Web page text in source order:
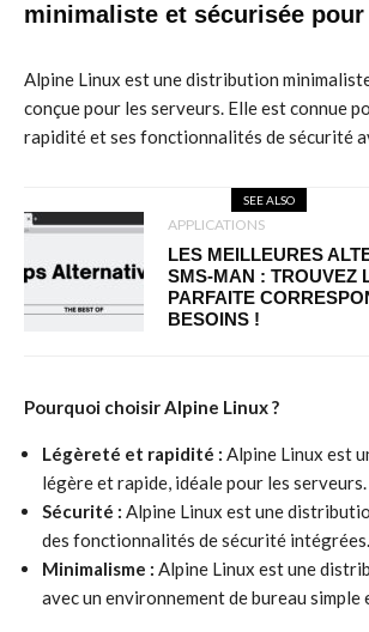
minimaliste et sécurisée
Alpine Linux est une distribution
conçue pour les serveurs. Elle est connue
rapidité et ses fonctionnalités de sécurité
SEE ALSO
APPLICATIONS
LES MEILLEURES
SMS-MAN : TROUVEZ
PARFAITE
BESOINS !
Pourquoi choisir Alpine Linux ?
Légèreté et rapidité : Alpine Linux est
légère et rapide, idéale pour les serveurs.
Sécurité : Alpine Linux est une
des fonctionnalités de sécurité intégrées.
Minimalisme : Alpine Linux est une
avec un environnement de bureau simple